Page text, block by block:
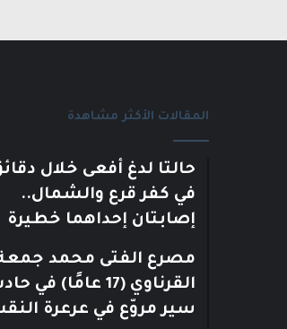
المقالات الأكثر مشاهدة
حالتا لدغ أفعى خلال
في كفر قرع والشمال..
إصابتان إحداهما خطيرة
مصرع الفتى محمد
القرناوي (17 عامًا) في
سير مروّع في عرعرة